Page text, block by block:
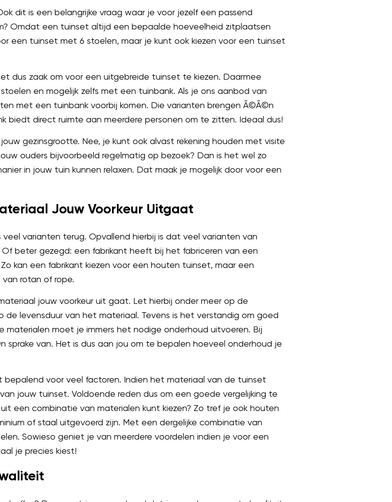
dit is een belangrijke vraag waar je voor jezelf een passend
Omdat een tuinset altijd een bepaalde hoeveelheid zitplaatsen
een tuinset met 6 stoelen, maar je kunt ook kiezen voor een tuinset
dus zaak om voor een uitgebreide tuinset te kiezen. Daarmee
en mogelijk zelfs met een tuinbank. Als je ons aanbod van
met een tuinbank voorbij komen. Die varianten brengen Ã©Ã©n
biedt direct ruimte aan meerdere personen om te zitten. Ideaal dus!
gezinsgrootte. Nee, je kunt ook alvast rekening houden met visite
ouders bijvoorbeeld regelmatig op bezoek? Dan is het wel zo
in jouw tuin kunnen relaxen. Dat maak je mogelijk door voor een
Jouw Voorkeur Uitgaat
varianten terug. Opvallend hierbij is dat veel varianten van
Of beter gezegd: een fabrikant heeft bij het fabriceren van een
kan een fabrikant kiezen voor een houten tuinset, maar een
rotan of rope.
jouw voorkeur uit gaat. Let hierbij onder meer op de
de levensduur van het materiaal. Tevens is het verstandig om goed
materialen moet je immers het nodige onderhoud uitvoeren. Bij
sprake van. Het is dus aan jou om te bepalen hoeveel onderhoud je
voor veel factoren. Indien het materiaal van de tuinset
jouw tuinset. Voldoende reden dus om een goede vergelijking te
een combinatie van materialen kunt kiezen? Zo tref je ook houten
of staal uitgevoerd zijn. Met een dergelijke combinatie van
Sowieso geniet je van meerdere voordelen indien je voor een
je precies kiest!